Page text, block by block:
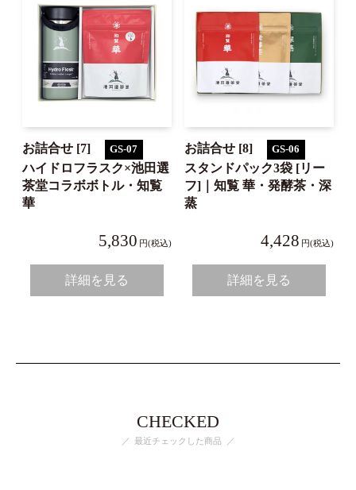
お詰合せ [7] GS-07
ハイドロフラスク×池田選
茶堂コラボボトル・知覧
華
5,830 円(税込)
詳細を見る
お詰合せ [8] GS-06
スタンドパック3袋 [リー
フ]｜知覧 華・発酵茶・深
蒸
4,428 円(税込)
詳細を見る
CHECKED
最近チェックした商品